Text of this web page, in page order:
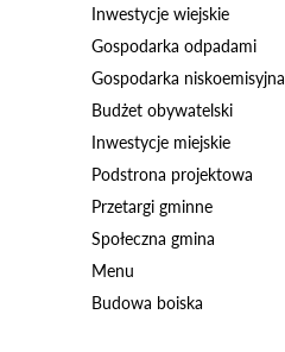
Inwestycje wiejskie
Gospodarka odpadami
Gospodarka niskoemisyjna
Budżet obywatelski
Inwestycje miejskie
Podstrona projektowa
Przetargi gminne
Społeczna gmina
Menu
Budowa boiska